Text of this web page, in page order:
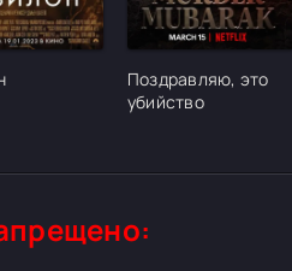
[/
Поздравляю, это
убийство